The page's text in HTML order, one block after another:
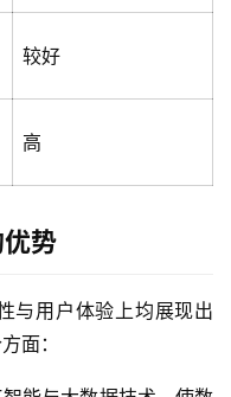
较好
高
势
与用户体验上均展现出
面：